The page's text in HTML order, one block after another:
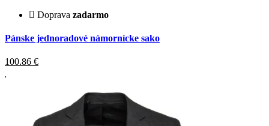
Doprava zadarmo
Pánske jednoradové námornícke sako
100.86 €